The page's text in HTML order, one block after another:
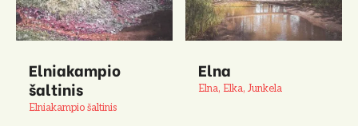
Elniakampio
šaltinis
Elniakampio šaltinis
Elna
Elna, Elka, Junkela